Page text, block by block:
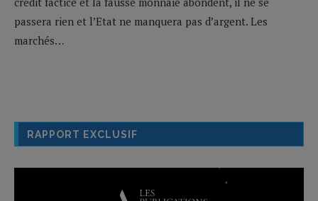
passera rien et l’Etat ne manquera pas d’argent. Les
marchés…
RAPPORT EXCLUSIF